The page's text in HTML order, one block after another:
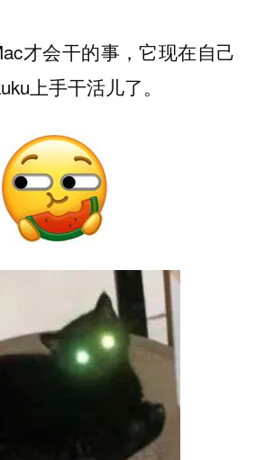
才会干的事，它现在自己
上手干活儿了。